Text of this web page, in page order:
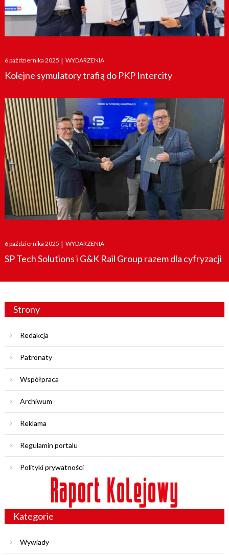
Posted
on
6 października 2025 | WYDARZENIA
Kolejne symulatory trafią do PKP Intercity
Posted
on
6 października 2025 | WYDARZENIA
SP Tech Solutions i G&K Rail Group razem dla cyfryzacji
Strony
Redakcja
Patronaty
Współpraca
Archiwum
Reklama
Regulamin portalu
Polityki prywatności
Kategorie
Wywiady